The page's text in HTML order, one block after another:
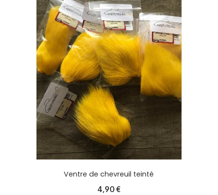
Ventre de chevreuil teinté
4,90 €